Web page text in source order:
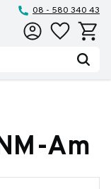
08 - 580 340 43
Favoriter
Am